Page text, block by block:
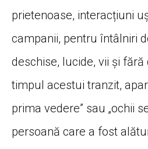
prietenoase, interacțiuni
campanii, pentru întâlniri
deschise, lucide, vii și
timpul acestui tranzit,
prima vedere” sau „ochii
persoană care a fost